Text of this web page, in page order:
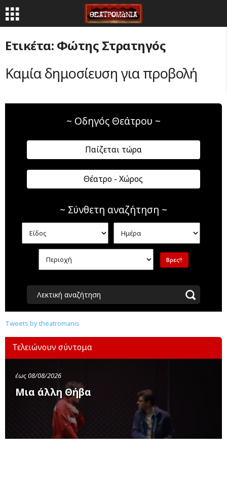
Ετικέτα: Φώτης Στρατηγός
Καμία δημοσίευση για προβολή
~ Οδηγός Θεάτρου ~
Παίζεται τώρα
Θέατρο - Χώρος
~ Σύνθετη αναζήτηση ~
Λεκτική αναζήτηση
Tweets by theatromanis
Τελειώνουν σύντομα
έως 08/08/2026
Μια άλλη Θήβα